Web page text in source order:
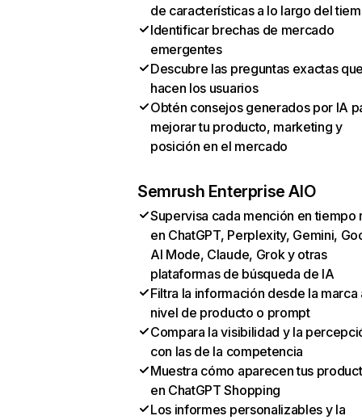
de características a lo largo del
Identificar brechas de mercado
emergentes
Descubre las preguntas exactas
hacen los usuarios
Obtén consejos generados por IA
mejorar tu producto, marketing y
posición en el mercado
Semrush Enterprise AIO
Supervisa cada mención en tiempo
en ChatGPT, Perplexity, Gemini,
AI Mode, Claude, Grok y otras
plataformas de búsqueda de IA
Filtra la información desde la marca
nivel de producto o prompt
Compara la visibilidad y la
con las de la competencia
Muestra cómo aparecen tus
en ChatGPT Shopping
Los informes personalizables y la